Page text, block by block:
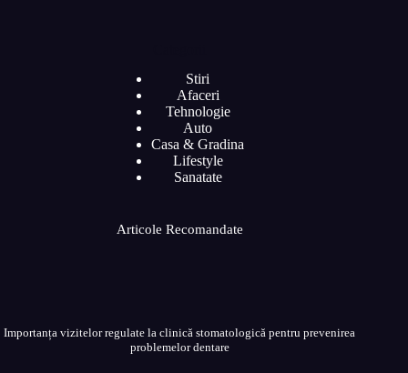
Stiri
Afaceri
Tehnologie
Auto
Casa & Gradina
Lifestyle
Sanatate
Articole Recomandate
Importanța vizitelor regulate la clinică stomatologică pentru prevenirea
problemelor dentare